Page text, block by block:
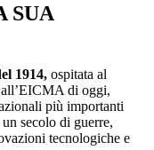
SUA
1914, ospitata al
di oggi,
più importanti
secolo di guerre,
tecnologiche e